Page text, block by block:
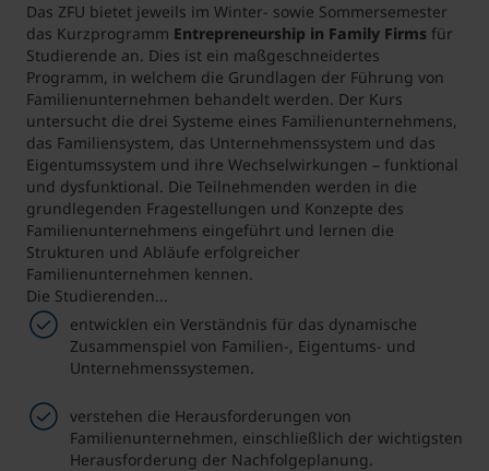
Das ZFU bietet jeweils im Winter- sowie Sommersemester
das Kurzprogramm Entrepreneurship in Family Firms für
Studierende an. Dies ist ein maßgeschneidertes
Programm, in welchem die Grundlagen der Führung von
Familienunternehmen behandelt werden. Der Kurs
untersucht die drei Systeme eines Familienunternehmens,
das Familiensystem, das Unternehmenssystem und das
Eigentumssystem und ihre Wechselwirkungen – funktional
und dysfunktional. Die Teilnehmenden werden in die
grundlegenden Fragestellungen und Konzepte des
Familienunternehmens eingeführt und lernen die
Strukturen und Abläufe erfolgreicher
Familienunternehmen kennen.
Die Studierenden...
entwicklen ein Verständnis für das dynamische
Zusammenspiel von Familien-, Eigentums- und
Unternehmenssystemen.
verstehen die Herausforderungen von
Familienunternehmen, einschließlich der wichtigsten
Herausforderung der Nachfolgeplanung.